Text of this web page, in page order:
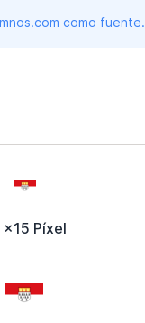
como fuente.
x15 Píxel